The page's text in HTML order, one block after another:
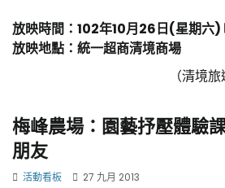
放映時間：102年10月26日(星期六
放映地點：統一超商清境商場
（清境
梅峰農場：園藝抒壓體驗
朋友
活動看板 27 九月 2013